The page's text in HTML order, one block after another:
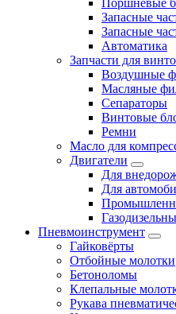
Запасные
Запасные
Автоматика
Запчасти для
Воздушные
Масляные
Сепараторы
Винтовые
Ремни
Масло для
Двигатели
Для
Для
Пневмоинструмент
Гайковёрты
Отбойные молотки
Бетоноломы
Клепальные
Рукава